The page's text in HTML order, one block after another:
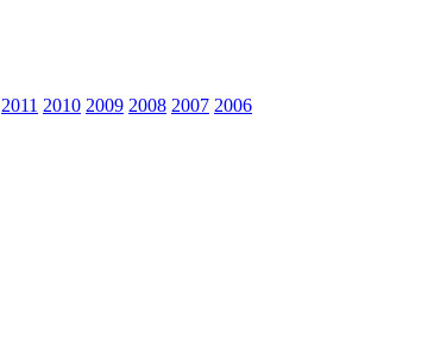
2011 2010 2009 2008 2007 2006